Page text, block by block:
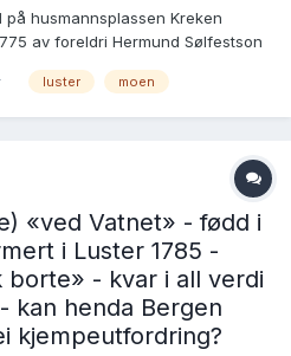
husmannsplassen Kreken
av foreldri Hermund Sølfestson
luster moen
«ved Vatnet» - fødd i
i Luster 1785 -
- kvar i all verdi
kan henda Bergen
kjempeutfordring?